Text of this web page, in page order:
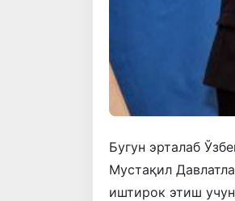
Бугун эрталаб
Мустақил
иштирок этиш